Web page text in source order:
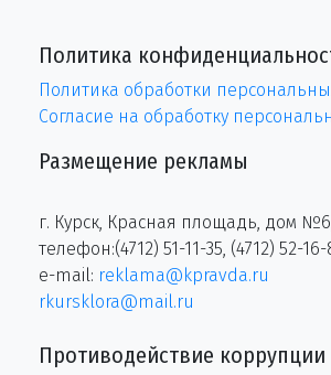
Политика
Политика обработки
Согласие на обработку
Размещение рекламы
г. Курск, Красная площадь, дом
телефон:(4712) 51-11-35, (4712) 52-16-
e-mail: reklama@kpravda.ru
rkursklora@mail.ru
Противодействие коррупции